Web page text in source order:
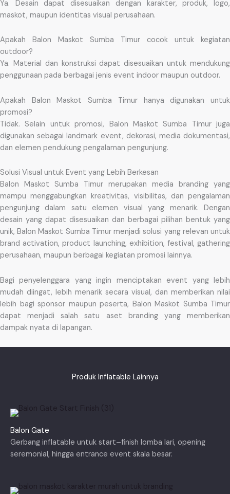
Ya. Desain dapat disesuaikan dengan karakter, produk, logo,
maskot, maupun identitas visual perusahaan.
Apakah Balon Maskot Sumba Timur cocok untuk kegiatan
outdoor?
Ya. Material dan konstruksi dapat disesuaikan untuk mendukung
penggunaan pada berbagai jenis event indoor maupun outdoor.
Apakah Balon Maskot Sumba Timur hanya digunakan untuk
promosi?
Tidak. Selain untuk promosi, Balon Maskot Sumba Timur juga
digunakan sebagai landmark event, dekorasi, media dokumentasi,
dan elemen pendukung pengalaman pengunjung.
Solusi Visual untuk Event yang Lebih Berkesan
Balon Maskot Sumba Timur merupakan media branding yang
mampu menggabungkan kreativitas, visibilitas, dan pengalaman
pengunjung dalam satu elemen visual yang menarik. Dengan
desain yang dapat disesuaikan dan berbagai pilihan bentuk yang
unik, Balon Maskot Sumba Timur menjadi solusi yang relevan untuk
brand activation, product launching, exhibition, festival, gathering
perusahaan, maupun berbagai kegiatan promosi lainnya.
Bagi penyelenggara yang ingin menciptakan event yang lebih
mudah diingat, lebih menarik secara visual, dan memberikan nilai
lebih bagi sponsor maupun peserta, Balon Maskot Sumba Timur
dapat menjadi salah satu aset branding yang memberikan
dampak nyata di lapangan.
Produk Inflatable Lainnya
Balon Gate
Gerbang inflatable untuk start–finish lomba lari, opening
seremonial, hingga entrance event skala besar.